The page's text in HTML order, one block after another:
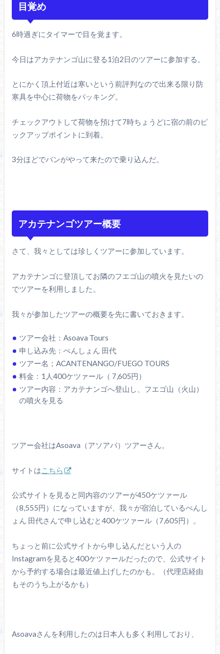
目覚め
6時過ぎにタイマーで目を覚ます。
今日はアカテナンゴ山に登る1泊2日のツアーに参加する。
とにかく頂上付近は寒いという前評判なので出来る限り防
寒具を中心に荷物をパッキング。
チェックアウトして荷物を預けて7時ちょうどに宿の前のピ
ックアップポイントに到着。
3分ほどでバンがやって来たので乗り込んだ。
アカテナンゴツアー概要
さて、我々としては珍しくツアーに参加しています。
アカテナンゴに登頂してお隣のフエゴ山の噴火を見たいの
でツアーを利用しました。
我々が参加したツアーの概要を先に書いておきます。
ツアー会社：Asoava Tours
申し込み先：ぺんしょん 田代
ツアー名；ACANTENANGO/FUEGO TOURS
料金：1人400ケツァール（ 7,605円）
ツアー内容：アカテナンゴへ登山し、フエゴ山（火山）
の噴火を見る
ツアー会社はAsoava（アソアバ）ツアーさん。
サイトは こちら
公式サイトを見ると同内容のツアーが450ケツァール
（8,555円）になっていますが、我々が宿泊しているぺんし
ょん 田代さんで申し込むと400ケツァール（7,605円）。
ちょっと前に公式サイトから申し込んだという人の
Instagramを見ると400ケツァールだったので、公式サイト
から予約する場合は最近値上げしたのかも。（代理店経由
もそのうち上がるかも）
Asoavaさんを利用したのは日本人も多く利用しており、